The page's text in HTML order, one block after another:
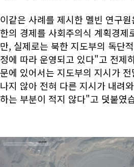
이같은 사례를 제시한 멜빈 연구
한의 경제를 사회주의식 계획경제
만, 실제로는 북한 지도부의 독단
정에 따라 운영되고 있다"고 전제
문에 있어서는 지도부의 지시가
나지 않아 전혀 다른 지시가 내려
하는 부분이 적지 않다"고 덧붙였